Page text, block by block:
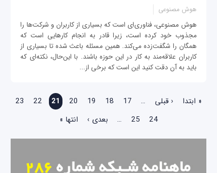
هوش مصنوعی
هوش مصنوعی، فناوری‌ای است که بسیاری از کاربران و شرکت‌ها را
مجذوب خود کرده است، زیرا قادر به انجام کارهایی است که
همگان را شگفت‌زده می‌کند. همین مسئله باعث شده تا بسیاری از
کاربران علاقه‌مند به کار در این حوزه باشند. با این‌حال، نکته‌ای که
باید به آن دقت کنید این است که برخی از...
صفحه‌ها
« ابتدا ‹ قبلی …
17
18
19
20
21
22
23
24
25
… بعدی › انتها »